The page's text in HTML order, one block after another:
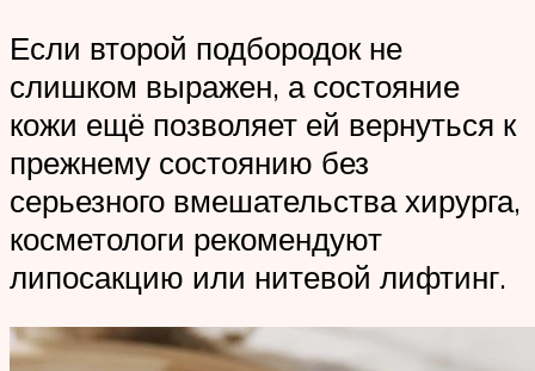
Если второй подбородок не
слишком выражен, а состояние
кожи ещё позволяет ей вернуться к
прежнему состоянию без
серьезного вмешательства хирурга,
косметологи рекомендуют
липосакцию или нитевой лифтинг.